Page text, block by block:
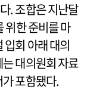
. 조합은 지난달
위한 준비를 마
입회 아래 대의
대의원회 자료
포함됐다.